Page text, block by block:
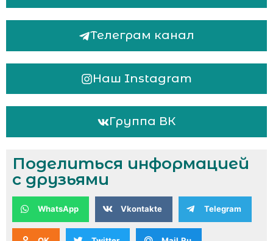
Телеграм канал
Наш Instagram
Группа ВК
Поделиться информацией
с друзьями
WhatsApp Vkontakte Telegram